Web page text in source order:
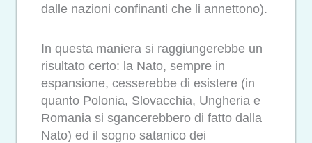
dalle nazioni confinanti che li annettono).
In questa maniera si raggiungerebbe un
risultato certo: la Nato, sempre in
espansione, cesserebbe di esistere (in
quanto Polonia, Slovacchia, Ungheria e
Romania si sgancerebbero di fatto dalla
Nato) ed il sogno satanico dei